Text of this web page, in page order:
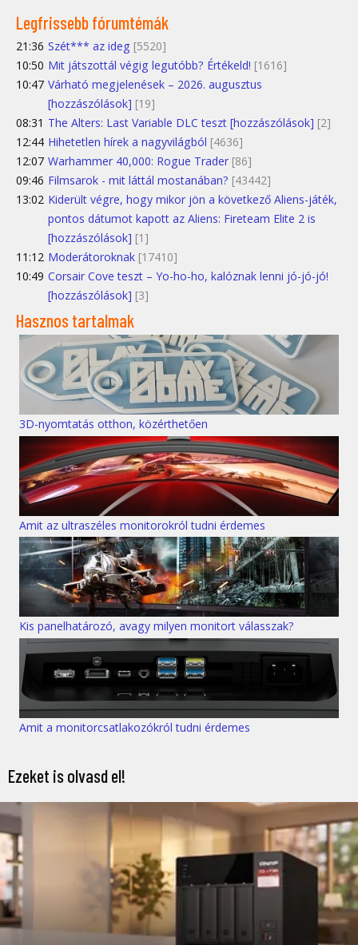
Legfrissebb fórumtémák
21:36 Szét*** az ideg [5520]
10:50 Mit játszottál végig legutóbb? Értékeld! [1616]
10:47 Várható megjelenések – 2026. augusztus
[hozzászólások] [19]
08:31 The Alters: Last Variable DLC teszt [hozzászólások] [2]
12:44 Hihetetlen hírek a nagyvilágból [4636]
12:07 Warhammer 40,000: Rogue Trader [86]
09:46 Filmsarok - mit láttál mostanában? [43442]
13:02 Kiderült végre, hogy mikor jön a következő Aliens-játék,
pontos dátumot kapott az Aliens: Fireteam Elite 2 is
[hozzászólások] [1]
11:12 Moderátoroknak [17410]
10:49 Corsair Cove teszt – Yo-ho-ho, kalóznak lenni jó-jó-jó!
[hozzászólások] [3]
Hasznos tartalmak
3D-nyomtatás otthon, közérthetően
Amit az ultraszéles monitorokról tudni érdemes
Kis panelhatározó, avagy milyen monitort válasszak?
Amit a monitorcsatlakozókról tudni érdemes
Ezeket is olvasd el!